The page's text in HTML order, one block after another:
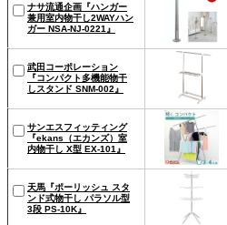
ナサ流通企画『ハンガー
兼用室内物干し2WAYハン
ガー NSA-NJ-0221』
武田コーポレーション
『コンパクト多機能物干
しスタンド SNM-002』
サンエスフィッティング
『ekans（エカンズ）室
内物干し X型 EX-101』
天馬『ポーリッシュ スタ
ンド式物干し パラソル型
3段 PS-10K』